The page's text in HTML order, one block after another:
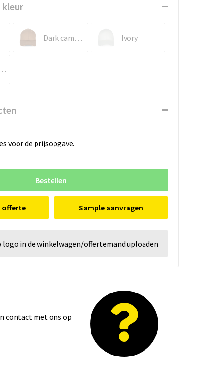
kleur
Dark camel / Beige Ivory
/ Beige
voor de prijsopgave.
Bestellen
offerte Sample aanvragen
logo in de winkelwagen/offertemand uploaden
contact met ons op